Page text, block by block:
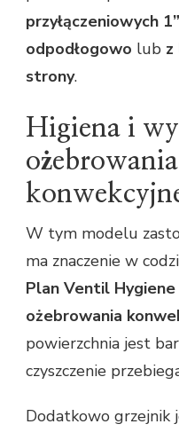
przyłączeniowych 1”
odpodłogowo lub z
strony.
Higiena i
ożebrowania
W tym modelu
ma znaczenie w
Plan Ventil
ożebrowania
powierzchnia jest
czyszczenie
Dodatkowo grzejnik